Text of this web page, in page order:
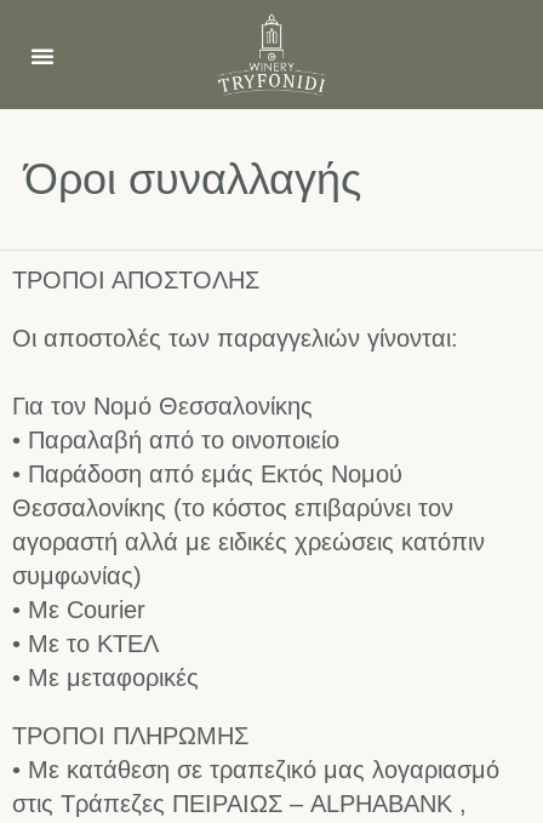
Όροι συναλλαγής
ΤΡΟΠΟΙ ΑΠΟΣΤΟΛΗΣ
Οι αποστολές των παραγγελιών γίνονται:
Για τον Νομό Θεσσαλονίκης
• Παραλαβή από το οινοποιείο
• Παράδοση από εμάς Εκτός Νομού
Θεσσαλονίκης (το κόστος επιβαρύνει τον
αγοραστή αλλά με ειδικές χρεώσεις κατόπιν
συμφωνίας)
• Με Courier
• Με το ΚΤΕΛ
• Με μεταφορικές
ΤΡΟΠΟΙ ΠΛΗΡΩΜΗΣ
• Με κατάθεση σε τραπεζικό μας λογαριασμό
στις Τράπεζες ΠΕΙΡΑΙΩΣ – ALPHABANK ,